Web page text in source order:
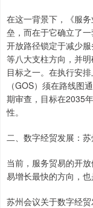
在这一背景下，《服
垒，而在于它确立了
开放路径锁定于减少
等八大支柱方向，并
目标之一。在执行安
（GOS）须在路线图
期审查，目标在2035
性。
二、数字经贸发展：
当前，服务贸易的开
易增长最快的方向，
苏州会议关于数字经